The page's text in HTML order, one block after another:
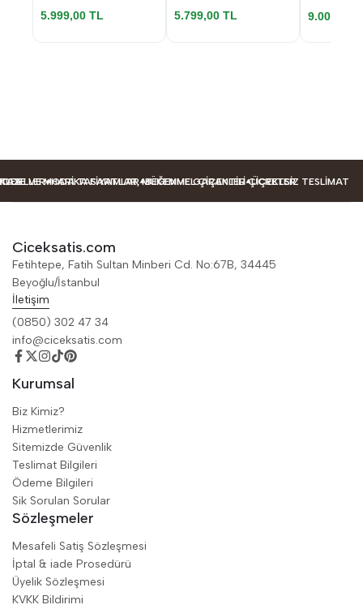
5.999,00 TL 5.799,00 TL 9.000,00
HARIKA FIYATLAR, MÜKEMMEL ÇIÇEKLER ÜCRETSIZ TESLIMAT
VE MODA TASARIMLAR BEĞENME GARANTILI ÇIÇEKLER
Ciceksatis.com
Fetihtepe, Fatih Sultan Minberi Cd. No:67B, 34445
Beyoğlu/İstanbul
İletişim
(0850) 302 47 34
info@ciceksatis.com
Kurumsal
Biz Kimiz?
Hizmetlerimiz
Sitemizde Güvenlik
Teslimat Bilgileri
Ödeme Bilgileri
Sik Sorulan Sorular
Sözleşmeler
Mesafeli Satiş Sözleşmesi
İptal & iade Prosedürü
Üyelik Sözleşmesi
KVKK Bildirimi